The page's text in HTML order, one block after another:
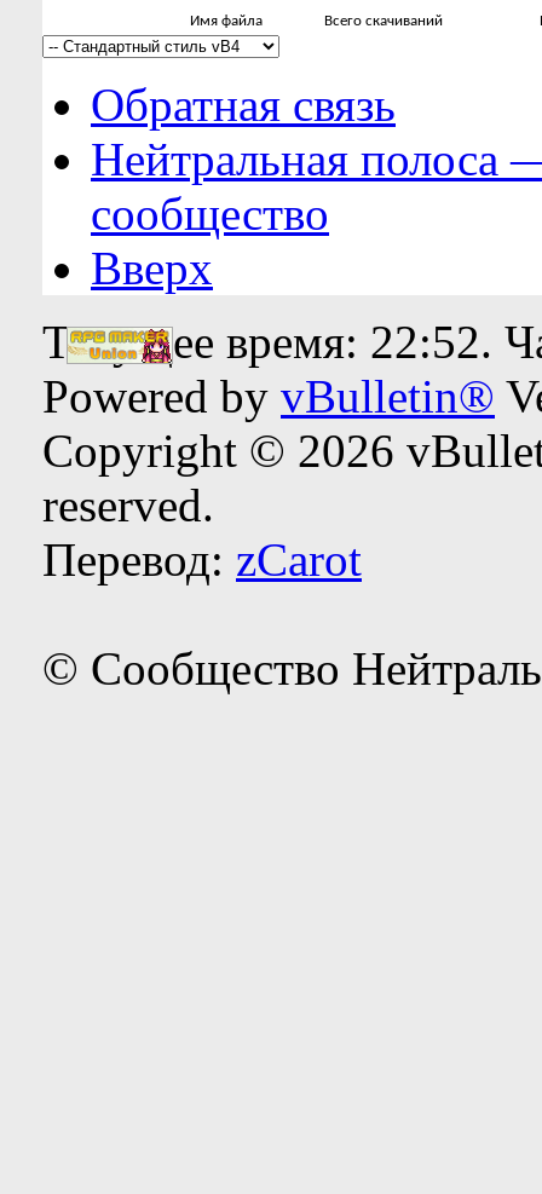
Имя файла Всего скачиваний
Обратная связь
Нейтральная полоса
сообщество
Вверх
Текущее время: 22:52.
Powered by vBulletin®
Copyright © 2026
reserved.
Перевод: zCarot
© Сообщество